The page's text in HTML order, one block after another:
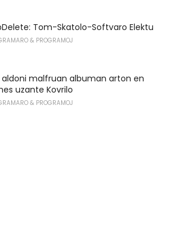
Tom-Skatolo-Softvaro Elektu
& PROGRAMOJ
aldoni malfruan albuman arton en
uzante Kovrilo
& PROGRAMOJ